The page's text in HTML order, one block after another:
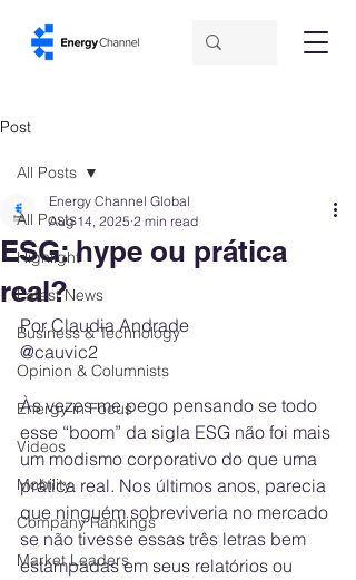
Post
All Posts
Highlight
Latest News
Business & Technology
Opinion & Columnists
Energy in Focus
Videos
Mobility
Company Rankings
Market Leaders
All Posts
ESG: hype ou prática
real?
Energy Channel Global
Aug 14, 2025 2 min read
Por Claudia Andrade
@cauvic2
Às vezes me pego pensando se todo
esse “boom” da sigla ESG não foi mais
um modismo corporativo do que uma
prática real. Nos últimos anos, parecia
que ninguém sobreviveria no mercado
se não tivesse essas três letras bem
estampadas em seus relatórios ou